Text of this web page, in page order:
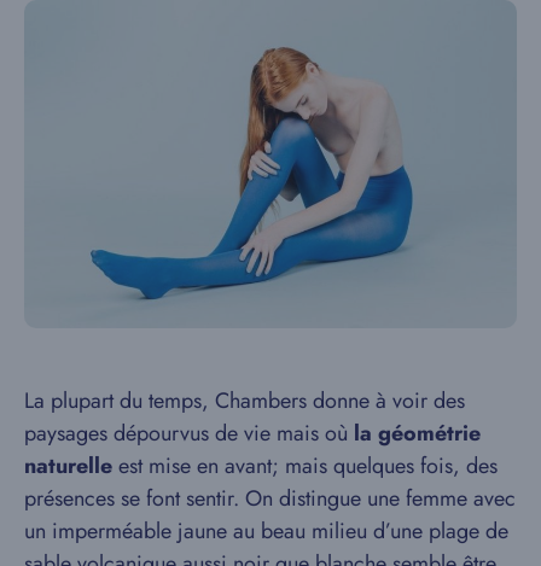
La plupart du temps, Chambers donne à voir des
paysages dépourvus de vie mais où la géométrie
naturelleest mise en avant; mais quelques fois, des
présences se font sentir. On distingue une femme avec
un imperméable jaune au beau milieu d’une plage de